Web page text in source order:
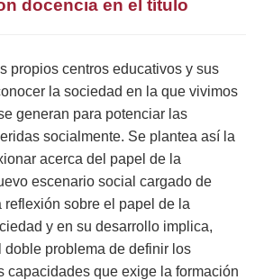
docencia en el título
propios centros educativos y sus
la sociedad en la que vivimos
generan para potenciar las
socialmente. Se plantea así la
acerca del papel de la
escenario social cargado de
reflexión sobre el papel de la
y en su desarrollo implica,
doble problema de definir los
capacidades que exige la formación